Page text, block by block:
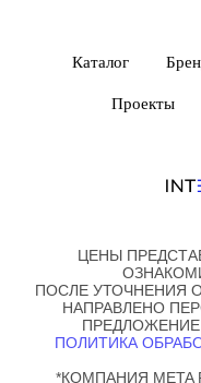
Каталог
Проекты
ЦЕНЫ
ПОСЛЕ УТОЧНЕНИЯ
НАПРАВЛЕНО
ПОЛИТИКА
*КОМПАНИЯ META